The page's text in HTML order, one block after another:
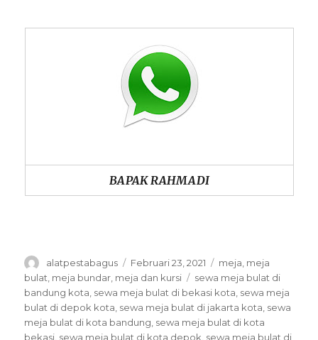
BAPAK RAHMADI
Author
alatpestabagus
Posted
on
Februari 23, 2021 Categories
meja, meja
bulat, meja bundar, meja dan kursi Tags
sewa meja bulat di
bandung kota, sewa meja bulat di bekasi kota, sewa meja
bulat di depok kota, sewa meja bulat di jakarta kota, sewa
meja bulat di kota bandung, sewa meja bulat di kota
bekasi, sewa meja bulat di kota depok, sewa meja bulat di